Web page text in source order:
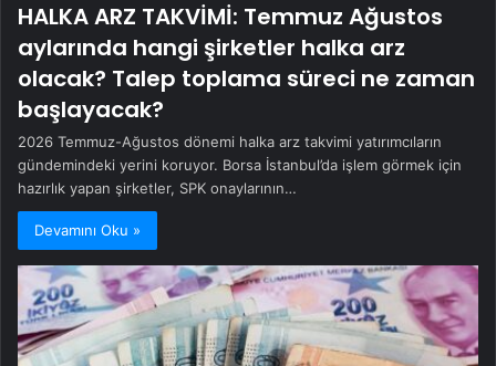
HALKA ARZ TAKVİMİ: Temmuz Ağustos
aylarında hangi şirketler halka arz
olacak? Talep toplama süreci ne zaman
başlayacak?
2026 Temmuz-Ağustos dönemi halka arz takvimi yatırımcıların
gündemindeki yerini koruyor. Borsa İstanbul’da işlem görmek için
hazırlık yapan şirketler, SPK onaylarının…
Devamını Oku »